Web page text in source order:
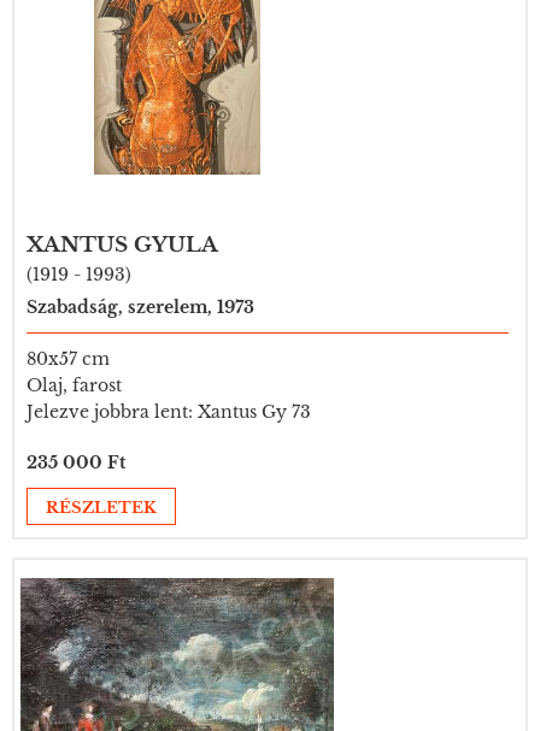
XANTUS GYULA
(1919 - 1993)
Szabadság, szerelem, 1973
80x57 cm
Olaj, farost
Jelezve jobbra lent: Xantus Gy 73
235 000 Ft
RÉSZLETEK